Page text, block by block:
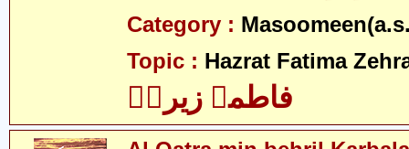
Category :
Topic : Hazrat Fatima
فاطمہ زیراؑ